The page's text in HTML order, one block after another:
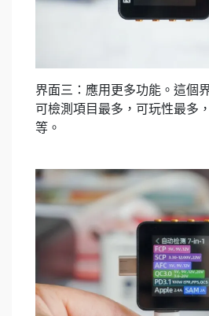
界面三：應用更多功能。這個
可檢測項目最多，可玩性最多
等。